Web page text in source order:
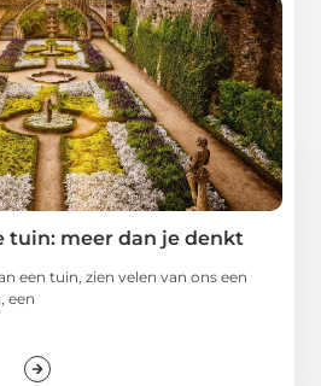
tuin: meer dan je denkt
een tuin, zien velen van ons een
een